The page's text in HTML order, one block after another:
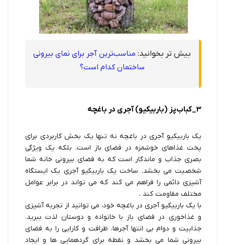
بیش تر بخوانید: مناسب‌ترین آجر برای نمای بیرونی
ساختمان کدام است؟
3_کباب‌پز (باربیکیو) آجری در باغچه
یک باربیکیو آجری در باغچه نه تنها یک بخش کاربردی برای
پخت غذاهای خوشمزه در فضای باز است، بلکه یک ویژگی
بصری جذاب و ماندگار است که به فضای بیرونی خانه شما
شخصیت می بخشد. ساخت یک باربیکیو آجری یک ایستگاه
آشپزی دائمی را فراهم می کند که می تواند در برابر عوامل
مختلف مقاومت کند .
با یک باربیکیو آجری در باغچه خود، می توانید از تجربه آشپزی
و غذاخوری در فضای باز با خانواده و دوستان لذت ببرید.
جذابیت و دوام بی انتها آجرها، ظرافت و کارایی را به فضای
بیرونی شما می بخشد و نقطه برای گردهمایی ها و ایجاد